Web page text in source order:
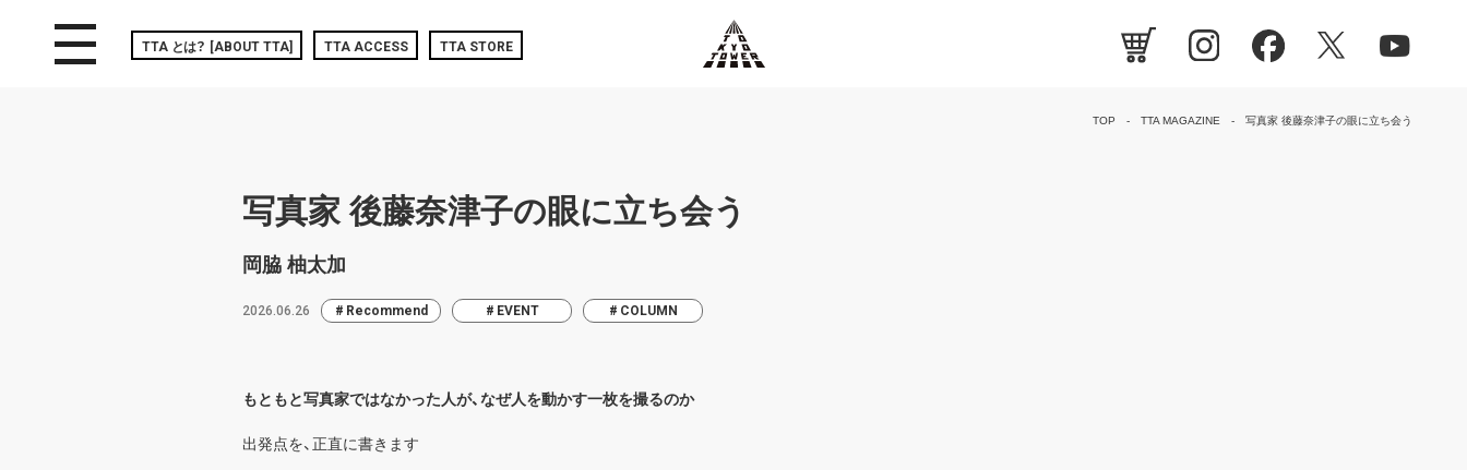
toggle navigation
TTA とは？ [ABOUT TTA] TTA ACCESS TTA STORE
TOP TTA MAGAZINE 写真家 後藤奈津子の眼に立ち会う
写真家 後藤奈津子の眼に立ち会う
岡脇 柚太加
2026.06.26 Recommend EVENT COLUMN
もともと写真家ではなかった人が、なぜ人を動かす一枚を撮るのか
出発点を、正直に書きます